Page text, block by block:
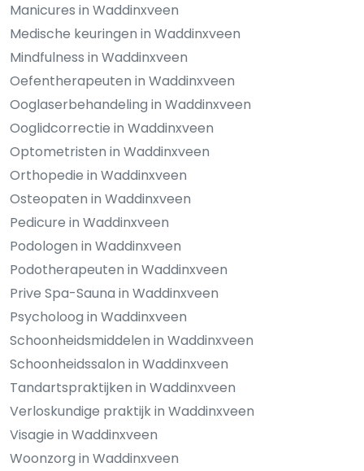
Manicures in Waddinxveen
Medische keuringen in Waddinxveen
Mindfulness in Waddinxveen
Oefentherapeuten in Waddinxveen
Ooglaserbehandeling in Waddinxveen
Ooglidcorrectie in Waddinxveen
Optometristen in Waddinxveen
Orthopedie in Waddinxveen
Osteopaten in Waddinxveen
Pedicure in Waddinxveen
Podologen in Waddinxveen
Podotherapeuten in Waddinxveen
Prive Spa-Sauna in Waddinxveen
Psycholoog in Waddinxveen
Schoonheidsmiddelen in Waddinxveen
Schoonheidssalon in Waddinxveen
Tandartspraktijken in Waddinxveen
Verloskundige praktijk in Waddinxveen
Visagie in Waddinxveen
Woonzorg in Waddinxveen